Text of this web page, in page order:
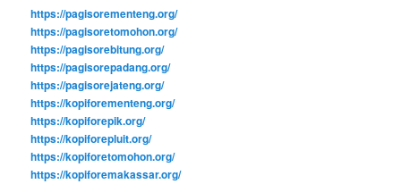
https://pagisorementeng.org/
https://pagisoretomohon.org/
https://pagisorebitung.org/
https://pagisorepadang.org/
https://pagisorejateng.org/
https://kopiforementeng.org/
https://kopiforepik.org/
https://kopiforepluit.org/
https://kopiforetomohon.org/
https://kopiforemakassar.org/